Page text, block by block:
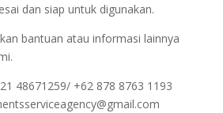
dan siap untuk digunakan.
bantuan atau informasi lainnya
48671259/ +62 878 8763 1193